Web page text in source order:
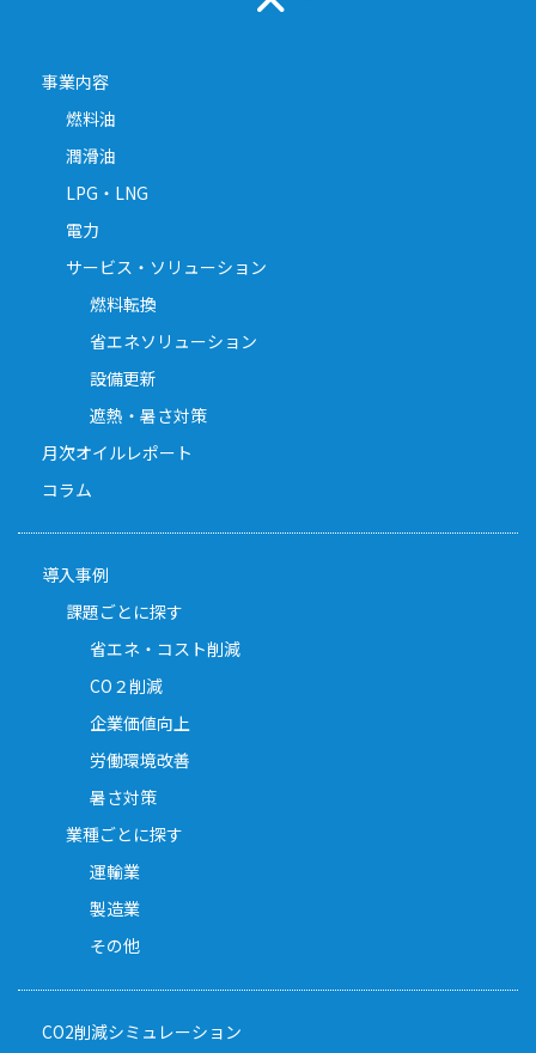
事業内容
燃料油
潤滑油
LPG・LNG
電力
サービス・ソリューション
燃料転換
省エネソリューション
設備更新
遮熱・暑さ対策
月次オイルレポート
コラム
導入事例
課題ごとに探す
省エネ・コスト削減
CO２削減
企業価値向上
労働環境改善
暑さ対策
業種ごとに探す
運輸業
製造業
その他
CO2削減シミュレーション